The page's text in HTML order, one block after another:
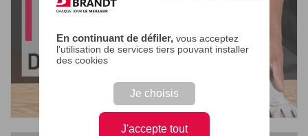
En continuant de défiler,vous acceptez
l'utilisation de services tiers pouvant installer
des cookies
Je choisis
J'accepte tout